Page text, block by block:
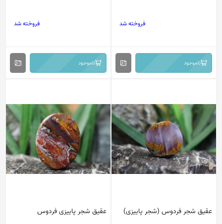
فروخته شد
ناموجود
فروخته شد
ناموجود
عقیق شجر فردوس (شجر پاییزی) عقیق شجر پاییزی فردوس